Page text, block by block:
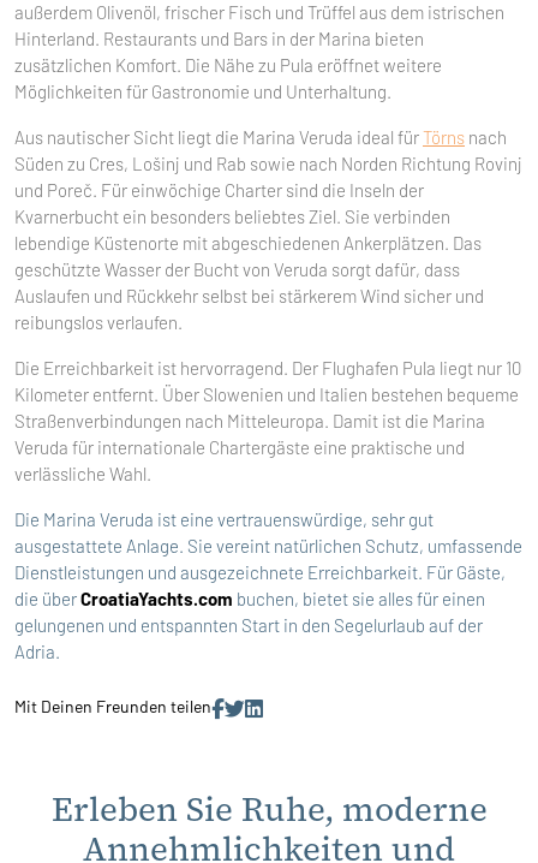
außerdem Olivenöl, frischer Fisch und Trüffel aus dem istrischen
Hinterland. Restaurants und Bars in der Marina bieten
zusätzlichen Komfort. Die Nähe zu Pula eröffnet weitere
Möglichkeiten für Gastronomie und Unterhaltung.
Aus nautischer Sicht liegt die Marina Veruda ideal fürTörns nach
Süden zu Cres, Lošinj und Rab sowie nach Norden Richtung Rovinj
und Poreč. Für einwöchige Charter sind die Inseln der
Kvarnerbucht ein besonders beliebtes Ziel. Sie verbinden
lebendige Küstenorte mit abgeschiedenen Ankerplätzen. Das
geschützte Wasser der Bucht von Veruda sorgt dafür, dass
Auslaufen und Rückkehr selbst bei stärkerem Wind sicher und
reibungslos verlaufen.
Die Erreichbarkeit ist hervorragend. Der Flughafen Pula liegt nur 10
Kilometer entfernt. Über Slowenien und Italien bestehen bequeme
Straßenverbindungen nach Mitteleuropa. Damit ist die Marina
Veruda für internationale Chartergäste eine praktische und
verlässliche Wahl.
Die Marina Veruda ist eine vertrauenswürdige, sehr gut
ausgestattete Anlage. Sie vereint natürlichen Schutz, umfassende
Dienstleistungen und ausgezeichnete Erreichbarkeit. Für Gäste,
die überCroatiaYachts.com buchen, bietet sie alles für einen
gelungenen und entspannten Start in den Segelurlaub auf der
Adria.
Mit Deinen Freunden teilen
Erleben Sie Ruhe, moderne
Annehmlichkeiten und